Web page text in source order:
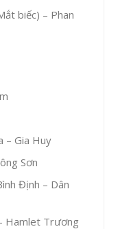
biếc) – Phan
– Gia Huy
Sơn
Định – Dân
Hamlet Trương